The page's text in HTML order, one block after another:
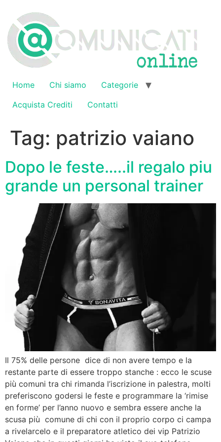
contenuto
Home Chi siamo
Categorie
Acquista Crediti
Contatti
Tag: patrizio vaiano
Dopo le feste…..il regalo piu
grande un personal trainer
Il 75% delle persone dice di non avere tempo e la
restante parte di essere troppo stanche : ecco le scuse
più comuni tra chi rimanda l’iscrizione in palestra, molti
preferiscono godersi le feste e programmare la ‘rimise
en forme’ per l’anno nuovo e sembra essere anche la
scusa più comune di chi con il proprio corpo ci campa
a rivelarcelo e il preparatore atletico dei vip Patrizio